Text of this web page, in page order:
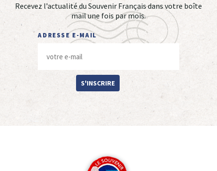
Recevez l’actualité du Souvenir Français dans votre boîte
mail une fois par mois.
ADRESSE E-MAIL
S'INSCRIRE